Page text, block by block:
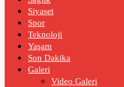
Siyaset
Spor
Teknoloji
Yaşam
Son Dakika
Galeri
Video Galeri